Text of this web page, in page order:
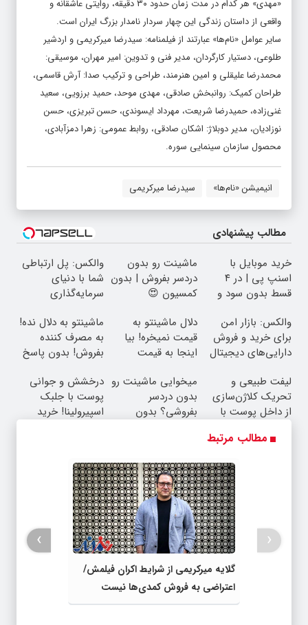
«مهدی» هر کدام در مدت زمان حدود ۳۰ دقیقه، روایتی عاشقانه و
واقعی از داستان زندگی این چهار سردار نامدار بزرگ ایران است.
سایر عوامل «نام‌ها» عبارتند از فیلمنامه: سیدرضا میرکریمی و اردشیر
طلوعی، دستیار کارگردان، مدیر فنی و تدوین: امیر مهران، موسیقی:
محمدرضا علیقلی و امین هنرمند، طراحی و ترکیب صدا: آرش قاسمی،
طراحان کمیک: روانبخش صادقی، مهدی موحد، حمید برزویی، سعید
غنی‌زاده، حمیدرضا شریعت، مهرداد ایسوندی، حسن تبریزی، حسن
نوزادیان، مدیر دوبلاژ: اشکان صادقی، روابط عمومی: زهرا دمزآبادی،
محصول سازمان سینمایی سوره.
انیمیشن «نام‌ها» سیدرضا میرکریمی
مطالب پیشنهادی
خرید موبایل با
اسنپ پی | در ۴
قسط بدون سود و
ماشینت رو بدون
دردسر بفروش | بدون
کمسیون 😍
والکس: پل ارتباطی
شما با دنیای
سرمایه‌گذاری
والکس: بازار امن
برای خرید و فروش
دارایی‌های دیجیتال
دلال ماشینتو به
قیمت نمیخره! بیا
اینجا به قیمت
واقعی*
ماشینتو به دلال نده!
به مصرف کننده
بفروش! بدون پاسخ
لیفت طبیعی و
تحریک کلاژن‌سازی
از داخل پوست با
جوان شو
میخوایی ماشینت رو
بدون دردسر
بفروشی؟ بدون
درخشش و جوانی
پوست با جلبک
اسپیرولینا! خرید
مطالب مرتبط
گلایه میرکریمی از شرایط اکران فیلمش/
اعتراضی به فروش کمدی‌ها نیست
‹
›